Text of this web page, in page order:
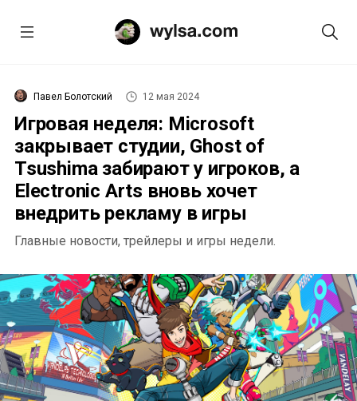
Павел Болотский 12 мая 2024
Игровая неделя: Microsoft
закрывает студии, Ghost of
Tsushima забирают у игроков, а
Electronic Arts вновь хочет
внедрить рекламу в игры
Главные новости, трейлеры и игры недели.